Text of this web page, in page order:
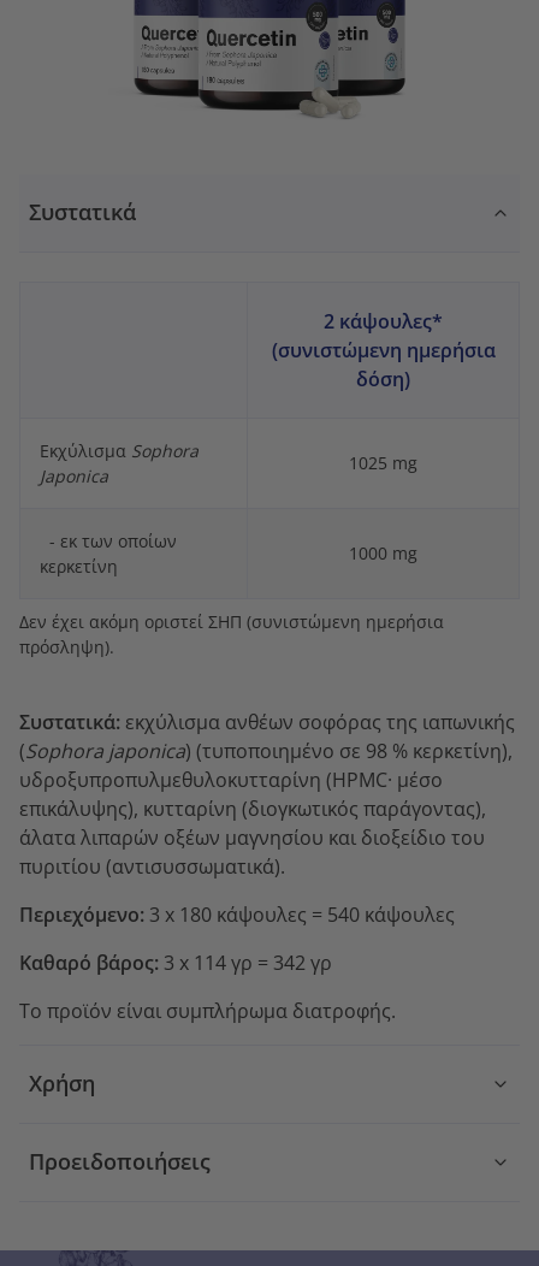
Συστατικά
2 κάψουλες*
(συνιστώμενη ημερήσια
δόση)
Εκχύλισμα Sophora
Japonica
1025 mg
- εκ των οποίων
κερκετίνη
1000 mg
Δεν έχει ακόμη οριστεί ΣΗΠ (συνιστώμενη ημερήσια
πρόσληψη).
Συστατικά: εκχύλισμα ανθέων σοφόρας της ιαπωνικής
(Sophora japonica) (τυποποιημένο σε 98 % κερκετίνη),
υδροξυπροπυλμεθυλοκυτταρίνη (HPMC· μέσο
επικάλυψης), κυτταρίνη (διογκωτικός παράγοντας),
άλατα λιπαρών οξέων μαγνησίου και διοξείδιο του
πυριτίου (αντισυσσωματικά).
Περιεχόμενο: 3 x 180 κάψουλες = 540 κάψουλες
Καθαρό βάρος: 3 x 114 γρ = 342 γρ
Το προϊόν είναι συμπλήρωμα διατροφής.
Χρήση
Προειδοποιήσεις